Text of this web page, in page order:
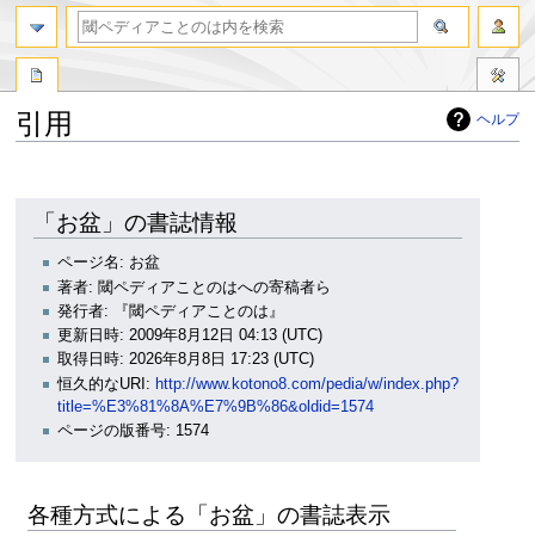
ヘルプ
引用
「お盆」の書誌情報
ページ名: お盆
著者: 閾ペディアことのはへの寄稿者ら
発行者: 『閾ペディアことのは』
更新日時: 2009年8月12日 04:13 (UTC)
取得日時: 2026年8月8日 17:23 (UTC)
恒久的なURI: http://www.kotono8.com/pedia/w/index.php?
title=%E3%81%8A%E7%9B%86&oldid=1574
ページの版番号: 1574
各種方式による「お盆」の書誌表示